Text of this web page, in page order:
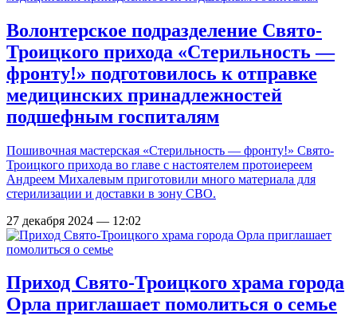
Волонтерское подразделение Свято-
Троицкого прихода «Стерильность —
фронту!» подготовилось к отправке
медицинских принадлежностей
подшефным госпиталям
Пошивочная мастерская «Стерильность — фронту!» Свято-
Троицкого прихода во главе с настоятелем протоиереем
Андреем Михалевым приготовили много материала для
стерилизации и доставки в зону СВО.
27 декабря 2024 — 12:02
Приход Свято-Троицкого храма города
Орла приглашает помолиться о семье